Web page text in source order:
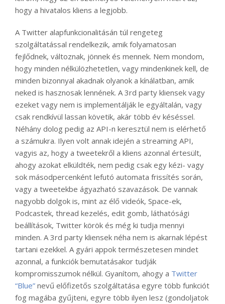
hogy a hivatalos kliens a legjobb.
A Twitter alapfunkcionalitásán túl rengeteg
szolgáltatással rendelkezik, amik folyamatosan
fejlődnek, változnak, jönnek és mennek. Nem mondom,
hogy minden nélkülözhetetlen, vagy mindenkinek kell, de
minden bizonnyal akadnak olyanok a kínálatban, amik
neked is hasznosak lennének. A 3rd party kliensek vagy
ezeket vagy nem is implementálják le egyáltalán, vagy
csak rendkívül lassan követik, akár több év késéssel.
Néhány dolog pedig az API-n keresztül nem is elérhető
a számukra. Ilyen volt annak idején a streaming API,
vagyis az, hogy a tweetekről a kliens azonnal értesült,
ahogy azokat elküldték, nem pedig csak egy kézi- vagy
sok másodpercenként lefutó automata frissítés során,
vagy a tweetekbe ágyazható szavazások. De vannak
nagyobb dolgok is, mint az élő videók, Space-ek,
Podcastek, thread kezelés, edit gomb, láthatósági
beállítások, Twitter körök és még ki tudja mennyi
minden. A 3rd party kliensek néha nem is akarnak lépést
tartani ezekkel. A gyári appok természetesen mindet
azonnal, a funkciók bemutatásakor tudják
kompromisszumok nélkül. Gyanítom, ahogy a Twitter
“Blue” nevű előfizetős szolgáltatása egyre több funkciót
fog magába gyűjteni, egyre több ilyen lesz (gondoljatok